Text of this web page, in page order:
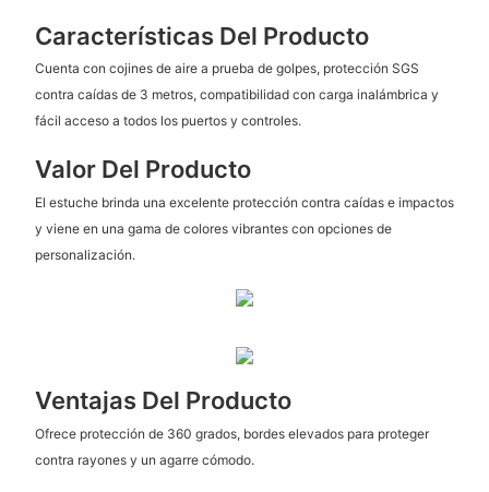
Características Del Producto
Cuenta con cojines de aire a prueba de golpes, protección SGS
contra caídas de 3 metros, compatibilidad con carga inalámbrica y
fácil acceso a todos los puertos y controles.
Valor Del Producto
El estuche brinda una excelente protección contra caídas e impactos
y viene en una gama de colores vibrantes con opciones de
personalización.
Ventajas Del Producto
Ofrece protección de 360 ​​grados, bordes elevados para proteger
contra rayones y un agarre cómodo.